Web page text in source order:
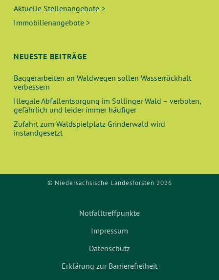
Aktuelle Stellenangebote >
Immobilienangebote >
NEUESTE BEITRÄGE
Baggerarbeiten an Waldwegen sollen Wasserrückhalt
verbessern
Illegale Abfallentsorgung im Sollinger Wald – verboten,
gefährlich und leider immer häufiger
Zufahrt zum Waldspielplatz Grinderwald wird
instandgesetzt
© Niedersächsische Landesforsten 2026
Notfalltreffpunkte
Impressum
Datenschutz
Erklärung zur Barrierefreiheit